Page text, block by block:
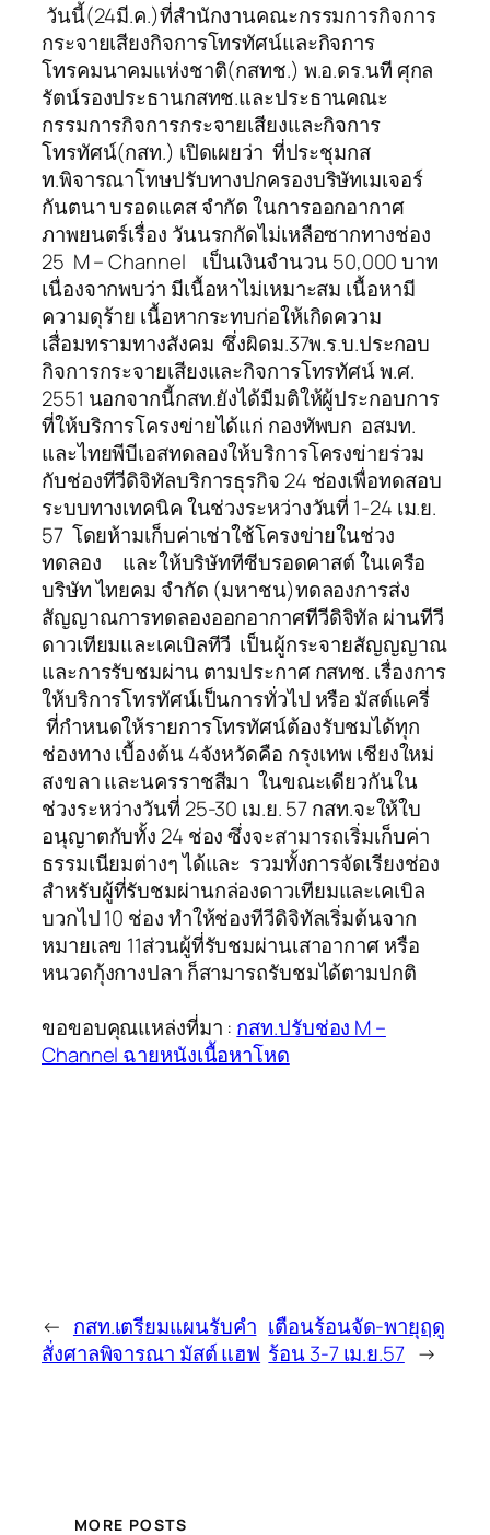
วันนี้(24มี.ค.)ที่สำนักงานคณะกรรมการกิจการ
กระจายเสียงกิจการโทรทัศน์และกิจการ
โทรคมนาคมแห่งชาติ(กสทช.) พ.อ.ดร.นที ศุกล
รัตน์รองประธานกสทช.และประธานคณะ
กรรมการกิจการกระจายเสียงและกิจการ
โทรทัศน์(กสท.) เปิดเผยว่า ที่ประชุมกส
ท.พิจารณาโทษปรับทางปกครองบริษัทเมเจอร์
กันตนา บรอดแคส จำกัด ในการออกอากาศ
ภาพยนตร์เรื่อง วันนรกกัดไม่เหลือซากทางช่อง
25 M – Channel เป็นเงินจำนวน 50,000 บาท
เนื่องจากพบว่า มีเนื้อหาไม่เหมาะสม เนื้อหามี
ความดุร้าย เนื้อหากระทบก่อให้เกิดความ
เสื่อมทรามทางสังคม ซึ่งผิดม.37พ.ร.บ.ประกอบ
กิจการกระจายเสียงและกิจการโทรทัศน์ พ.ศ.
2551 นอกจากนี้กสท.ยังได้มีมติให้ผู้ประกอบการ
ที่ให้บริการโครงข่ายได้แก่ กองทัพบก อสมท.
และไทยพีบีเอสทดลองให้บริการโครงข่ายร่วม
กับช่องทีวีดิจิทัลบริการธุรกิจ 24 ช่องเพื่อทดสอบ
ระบบทางเทคนิค ในช่วงระหว่างวันที่ 1-24 เม.ย.
57 โดยห้ามเก็บค่าเช่าใช้โครงข่ายในช่วง
ทดลอง และให้บริษัททีซีบรอดคาสต์ ในเครือ
บริษัท ไทยคม จำกัด (มหาชน)ทดลองการส่ง
สัญญาณการทดลองออกอากาศทีวีดิจิทัล ผ่านทีวี
ดาวเทียมและเคเบิลทีวี เป็นผู้กระจายสัญญญาณ
และการรับชมผ่าน ตามประกาศ กสทช. เรื่องการ
ให้บริการโทรทัศน์เป็นการทั่วไป หรือ มัสต์แครี่
ที่กำหนดให้รายการโทรทัศน์ต้องรับชมได้ทุก
ช่องทาง เบื้องต้น 4จังหวัดคือ กรุงเทพ เชียงใหม่
สงขลา และนครราชสีมา ในขณะเดียวกันใน
ช่วงระหว่างวันที่ 25-30 เม.ย. 57 กสท.จะให้ใบ
อนุญาตกับทั้ง 24 ช่อง ซึ่งจะสามารถเริ่มเก็บค่า
ธรรมเนียมต่างๆ ได้และ รวมทั้งการจัดเรียงช่อง
สำหรับผู้ที่รับชมผ่านกล่องดาวเทียมและเคเบิล
บวกไป 10 ช่อง ทำให้ช่องทีวีดิจิทัลเริ่มต้นจาก
หมายเลข 11ส่วนผู้ที่รับชมผ่านเสาอากาศ หรือ
หนวดกุ้งกางปลา ก็สามารถรับชมได้ตามปกติ
ขอขอบคุณแหล่งที่มา : กสท.ปรับช่อง M –
Channel ฉายหนังเนื้อหาโหด
← กสท.เตรียมแผนรับคำ
สั่งศาลพิจารณา มัสต์ แฮฟ
เตือนร้อนจัด-พายุฤดู
ร้อน 3-7 เม.ย.57 →
MORE POSTS